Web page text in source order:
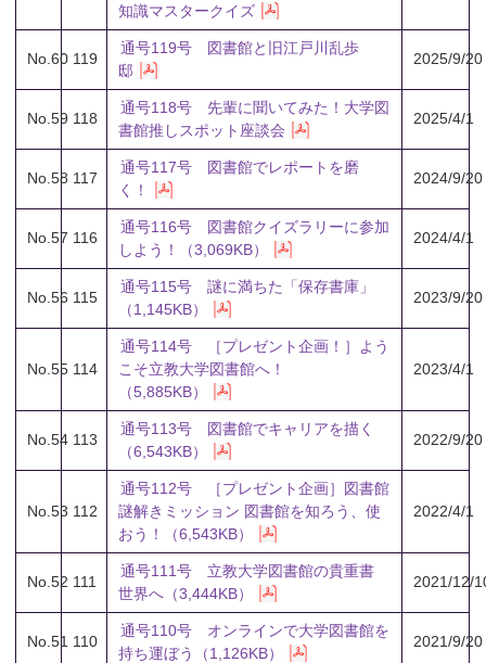
知識マスタークイズ
No.60 119
通号119号 図書館と旧江戸川乱歩
邸
2025/9/20
No.59 118
通号118号 先輩に聞いてみた！大学図
書館推しスポット座談会
2025/4/1
No.58 117
通号117号 図書館でレポートを磨
く！
2024/9/20
No.57 116
通号116号 図書館クイズラリーに参加
しよう！（3,069KB）
2024/4/1
No.56 115
通号115号 謎に満ちた「保存書庫」
（1,145KB）
2023/9/20
No.55 114
通号114号 ［プレゼント企画！］よう
こそ立教大学図書館へ！
（5,885KB）
2023/4/1
No.54 113
通号113号 図書館でキャリアを描く
（6,543KB）
2022/9/20
No.53 112
通号112号 ［プレゼント企画］図書館
謎解きミッション 図書館を知ろう、使
おう！（6,543KB）
2022/4/1
No.52 111
通号111号 立教大学図書館の貴重書
世界へ（3,444KB）
2021/12/
No.51 110
通号110号 オンラインで大学図書館を
持ち運ぼう（1,126KB）
2021/9/20